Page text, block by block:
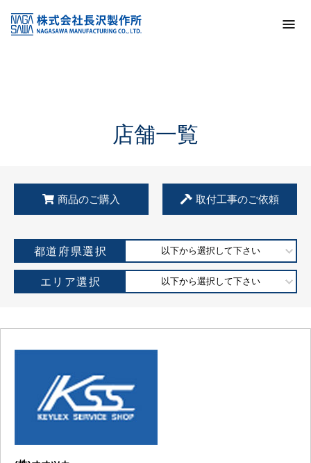
KSS加盟店・取扱店情報
店舗一覧
店舗一覧
商品のご購入 取付工事のご依頼
都道府県選択 以下から選択して下さい
エリア選択 以下から選択して下さい